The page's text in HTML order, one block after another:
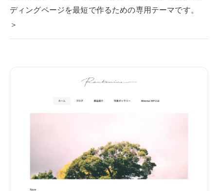
ディングページを最短で作るための専用テーマです。
＞